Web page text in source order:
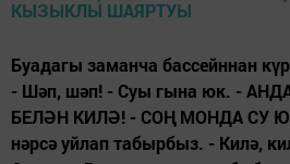
Буадагы заманча бассейннан
- Шәп, шәп! - Суы гына юк. -
БЕЛӘН КИЛӘ! - СОҢ МОНДА СУ ЮК
нәрсә уйлап табырбыз. - Килә,